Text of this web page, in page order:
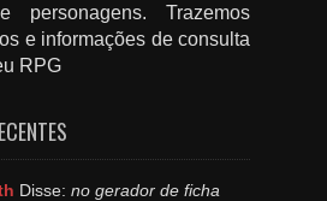
personagens. Trazemos
e informações de consulta
RPG
Disse: no gerador de ficha